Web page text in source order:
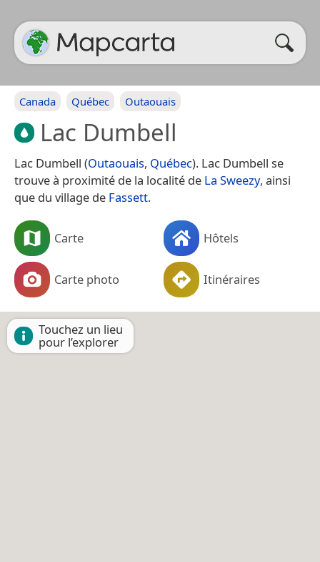
Canada Québec Outaouais
Lac Dumbell
Lac Dumbell (Outaouais, Québec). Lac Dumbell se
trouve à proximité de la localité de La Sweezy, ainsi
que du village de Fassett.
Carte Hôtels
Carte photo Itinéraires
Touchez un lieu
pour l’explorer